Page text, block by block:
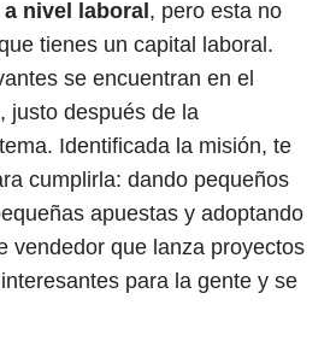
nivel laboral , pero esta no
tienes un capital laboral.
se encuentran en el
justo después de la
Identificada la misión, te
cumplirla: dando pequeños
apuestas y adoptando
vendedor que lanza proyectos
para la gente y se